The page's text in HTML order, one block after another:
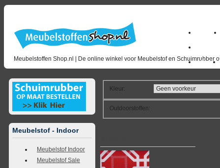
Meubelstoffen Shop.nl | De online winkel voor Meubelstof en Schuimrubber
Home
Outlet
Meubelstof - Indoor
Meubelstof Indoor
Meubelstof Sale
Kleur:
Outdoorstoffen: